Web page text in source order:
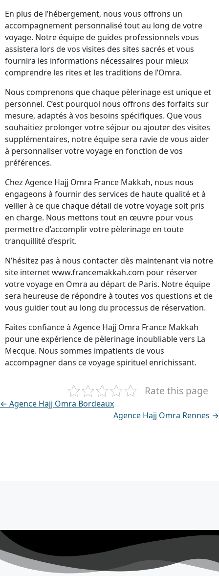
En plus de l’hébergement, nous vous offrons un
accompagnement personnalisé tout au long de votre
voyage. Notre équipe de guides professionnels vous
assistera lors de vos visites des sites sacrés et vous
fournira les informations nécessaires pour mieux
comprendre les rites et les traditions de l’Omra.
Nous comprenons que chaque pèlerinage est unique et
personnel. C’est pourquoi nous offrons des forfaits sur
mesure, adaptés à vos besoins spécifiques. Que vous
souhaitiez prolonger votre séjour ou ajouter des visites
supplémentaires, notre équipe sera ravie de vous aider
à personnaliser votre voyage en fonction de vos
préférences.
Chez Agence Hajj Omra France Makkah, nous nous
engageons à fournir des services de haute qualité et à
veiller à ce que chaque détail de votre voyage soit pris
en charge. Nous mettons tout en œuvre pour vous
permettre d’accomplir votre pèlerinage en toute
tranquillité d’esprit.
N’hésitez pas à nous contacter dès maintenant via notre
site internet www.francemakkah.com pour réserver
votre voyage en Omra au départ de Paris. Notre équipe
sera heureuse de répondre à toutes vos questions et de
vous guider tout au long du processus de réservation.
Faites confiance à Agence Hajj Omra France Makkah
pour une expérience de pèlerinage inoubliable vers La
Mecque. Nous sommes impatients de vous
accompagner dans ce voyage spirituel enrichissant.
Rate this page
← Agence Hajj Omra Bordeaux
Agence Hajj Omra Rennes →